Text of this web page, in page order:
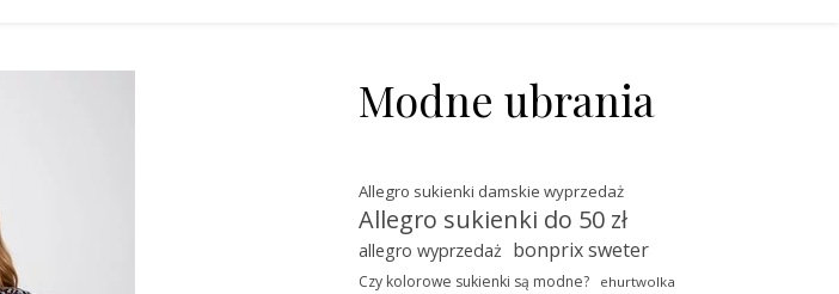
Modne ubrania
Allegro sukienki damskie wyprzedaż
Allegro sukienki do 50 zł
allegro wyprzedaż bonprix sweter
Czy kolorowe sukienki są modne? ehurtwolka